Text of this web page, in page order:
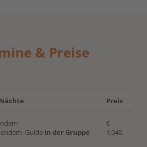
& Preise
Preis
Guide in der Gruppe
€
1.040,-